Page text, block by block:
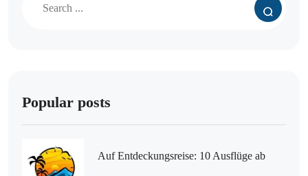
Popular posts
Auf Entdeckungsreise: 10 Ausflüge ab